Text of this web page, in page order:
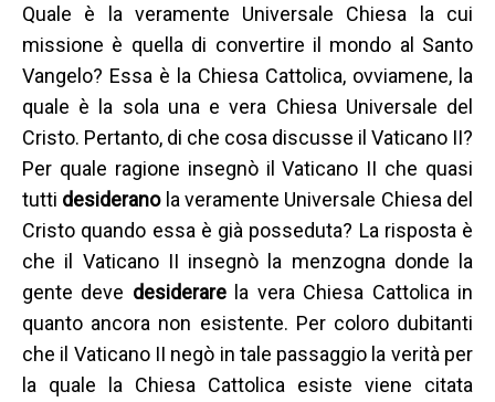
Quale è la veramente Universale Chiesa la cui
missione è quella di convertire il mondo al Santo
Vangelo? Essa è la Chiesa Cattolica, ovviamene, la
quale è la sola una e vera Chiesa Universale del
Cristo. Pertanto, di che cosa discusse il Vaticano II?
Per quale ragione insegnò il Vaticano II che quasi
tutti desiderano la veramente Universale Chiesa del
Cristo quando essa è già posseduta? La risposta è
che il Vaticano II insegnò la menzogna donde la
gente deve desiderare la vera Chiesa Cattolica in
quanto ancora non esistente. Per coloro dubitanti
che il Vaticano II negò in tale passaggio la verità per
la quale la Chiesa Cattolica esiste viene citata